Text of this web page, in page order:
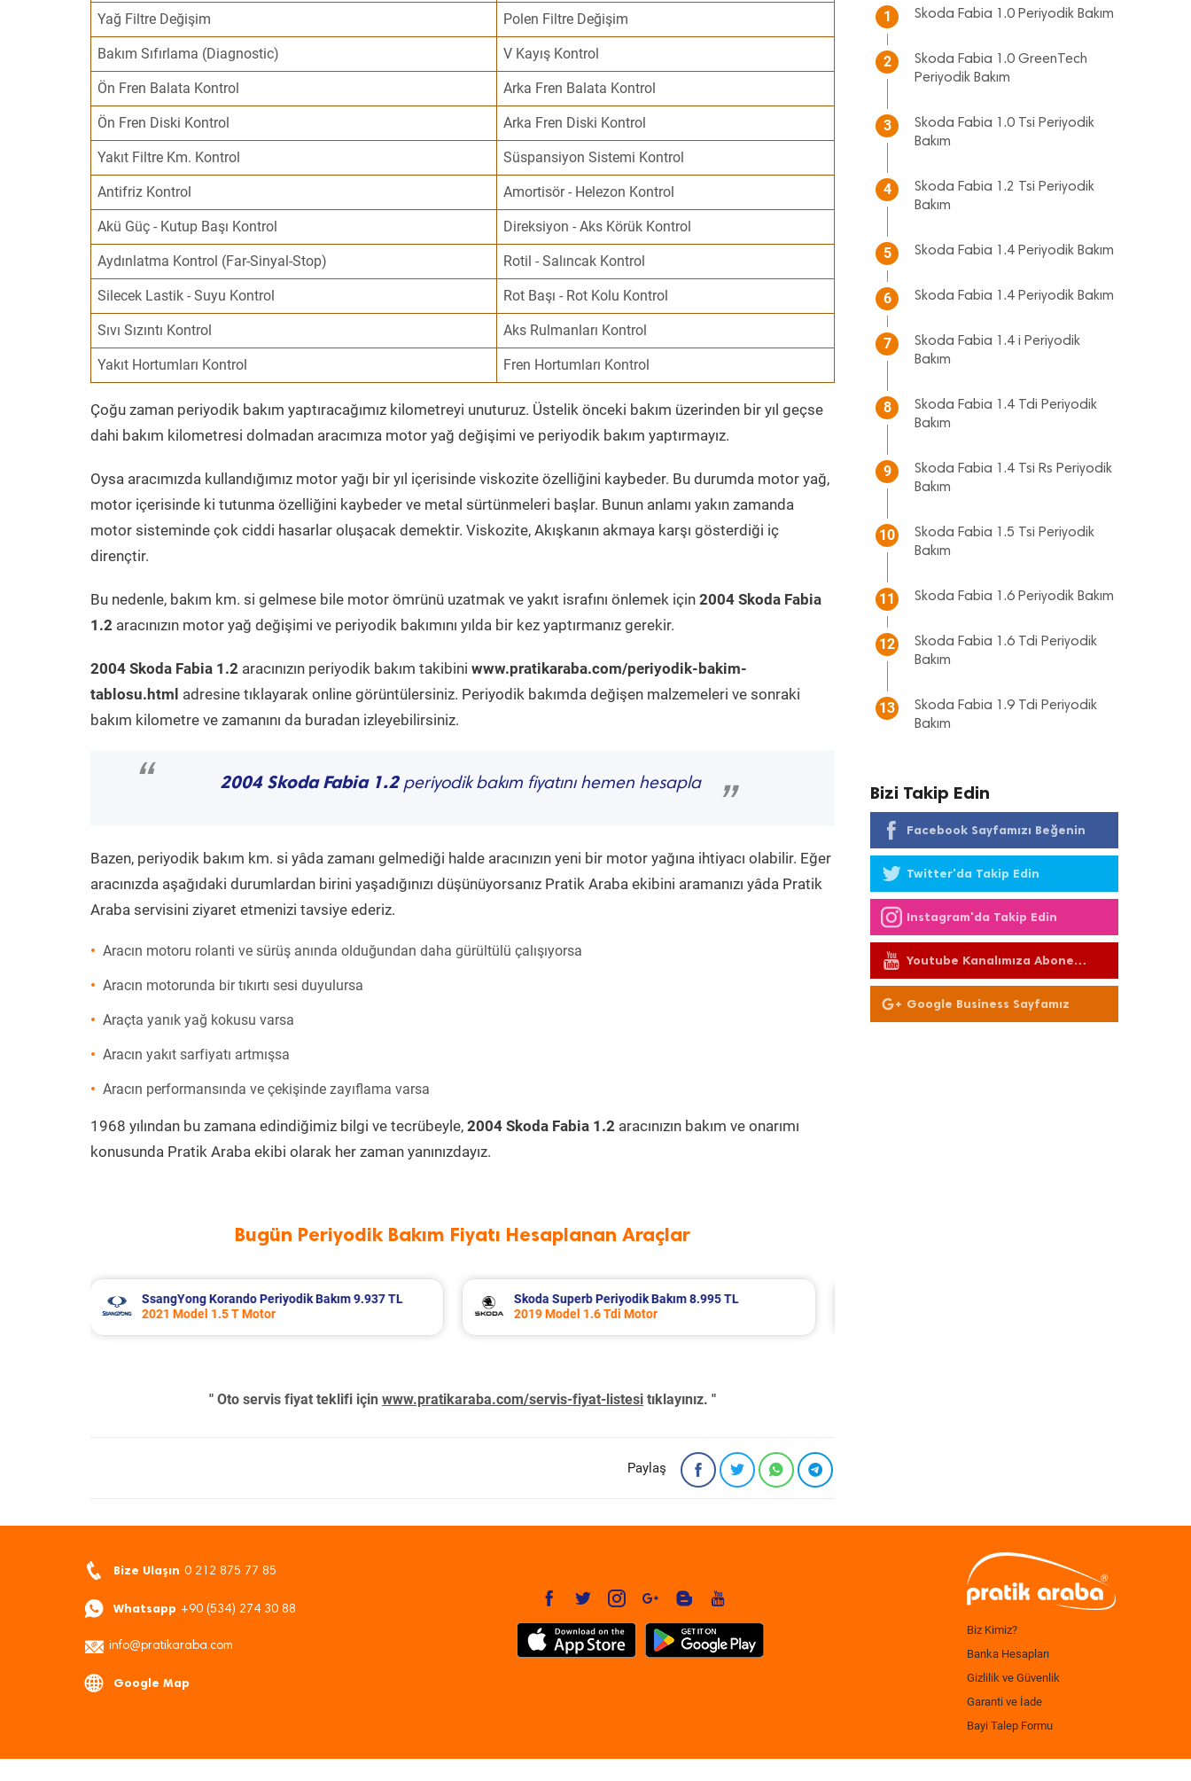
Yağ Filtre Değişim Polen Filtre Değişim
Bakım Sıfırlama (Diagnostic) V Kayış Kontrol
Ön Fren Balata Kontrol Arka Fren Balata Kontrol
Ön Fren Diski Kontrol Arka Fren Diski Kontrol
Yakıt Filtre Km. Kontrol Süspansiyon Sistemi Kontrol
Antifriz Kontrol Amortisör - Helezon Kontrol
Akü Güç - Kutup Başı Kontrol Direksiyon - Aks Körük Kontrol
Aydınlatma Kontrol (Far-Sinyal-Stop) Rotil - Salıncak Kontrol
Silecek Lastik - Suyu Kontrol Rot Başı - Rot Kolu Kontrol
Sıvı Sızıntı Kontrol Aks Rulmanları Kontrol
Yakıt Hortumları Kontrol Fren Hortumları Kontrol
Çoğu zaman periyodik bakım yaptıracağımız kilometreyi unuturuz. Üstelik önceki bakım üzerinden bir yıl geçse
dahi bakım kilometresi dolmadan aracımıza motor yağ değişimi ve periyodik bakım yaptırmayız.
Oysa aracımızda kullandığımız motor yağı bir yıl içerisinde viskozite özelliğini kaybeder. Bu durumda motor yağ,
motor içerisinde ki tutunma özelliğini kaybeder ve metal sürtünmeleri başlar. Bunun anlamı yakın zamanda
motor sisteminde çok ciddi hasarlar oluşacak demektir. Viskozite, Akışkanın akmaya karşı gösterdiği iç
dirençtir.
Bu nedenle, bakım km. si gelmese bile motor ömrünü uzatmak ve yakıt israfını önlemek için 2004 Skoda Fabia
1.2 aracınızın motor yağ değişimi ve periyodik bakımını yılda bir kez yaptırmanız gerekir.
2004 Skoda Fabia 1.2 aracınızın periyodik bakım takibini www.pratikaraba.com/periyodik-bakim-
tablosu.html adresine tıklayarak online görüntülersiniz. Periyodik bakımda değişen malzemeleri ve sonraki
bakım kilometre ve zamanını da buradan izleyebilirsiniz.
“ 2004 Skoda Fabia 1.2 periyodik bakım fiyatını hemen hesapla
”
Bazen, periyodik bakım km. si yâda zamanı gelmediği halde aracınızın yeni bir motor yağına ihtiyacı olabilir. Eğer
aracınızda aşağıdaki durumlardan birini yaşadığınızı düşünüyorsanız Pratik Araba ekibini aramanızı yâda Pratik
Araba servisini ziyaret etmenizi tavsiye ederiz.
Aracın motoru rolanti ve sürüş anında olduğundan daha gürültülü çalışıyorsa
Aracın motorunda bir tıkırtı sesi duyulursa
Araçta yanık yağ kokusu varsa
Aracın yakıt sarfiyatı artmışsa
Aracın performansında ve çekişinde zayıflama varsa
1968 yılından bu zamana edindiğimiz bilgi ve tecrübeyle, 2004 Skoda Fabia 1.2 aracınızın bakım ve onarımı
konusunda Pratik Araba ekibi olarak her zaman yanınızdayız.
Bugün Periyodik Bakım Fiyatı Hesaplanan Araçlar
Skoda Superb Periyodik Bakım 8.995 TL
2019 Model 1.6 Tdi Motor
Renault R 12 Periyodik Bakım 5.138 TL
2000 Model 1.4 Motor
" Oto servis fiyat teklifi için www.pratikaraba.com/servis-fiyat-listesi tıklayınız. "
Paylaş
1 Skoda Fabia 1.0 Periyodik Bakım
2
Skoda Fabia 1.0 GreenTech
Periyodik Bakım
3
Skoda Fabia 1.0 Tsi Periyodik
Bakım
4
Skoda Fabia 1.2 Tsi Periyodik
Bakım
5 Skoda Fabia 1.4 Periyodik Bakım
6 Skoda Fabia 1.4 Periyodik Bakım
7
Skoda Fabia 1.4 i Periyodik
Bakım
8
Skoda Fabia 1.4 Tdi Periyodik
Bakım
9
Skoda Fabia 1.4 Tsi Rs Periyodik
Bakım
10
Skoda Fabia 1.5 Tsi Periyodik
Bakım
11 Skoda Fabia 1.6 Periyodik Bakım
12
Skoda Fabia 1.6 Tdi Periyodik
Bakım
13
Skoda Fabia 1.9 Tdi Periyodik
Bakım
Bizi Takip Edin
Facebook Sayfamızı Beğenin
Twitter'da Takip Edin
Instagram'da Takip Edin
Youtube Kanalımıza Abone
Olun
Google Business Sayfamız
Bize Ulaşın 0 212 875 77 85
Whatsapp +90 (534) 274 30 88
info@pratikaraba.com
Google Map
Biz Kimiz?
Banka Hesapları
Gizlilik ve Güvenlik
Garanti ve İade
Bayi Talep Formu